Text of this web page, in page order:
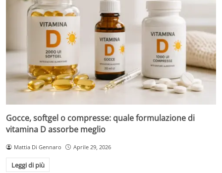
Gocce, softgel o compresse: quale formulazione di
vitamina D assorbe meglio
Mattia Di Gennaro Aprile 29, 2026
Leggi di più